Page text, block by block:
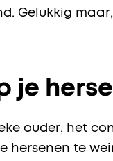
Gelukkig
je
ouder, het
hersenen te